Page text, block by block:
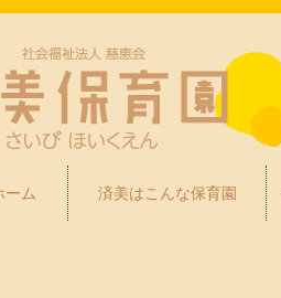
ーム 済美はこんな保育園